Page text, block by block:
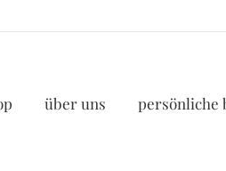
über uns persönliche